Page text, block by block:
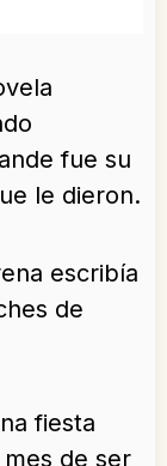
fue su
le dieron.
escribía
de
fiesta
de ser